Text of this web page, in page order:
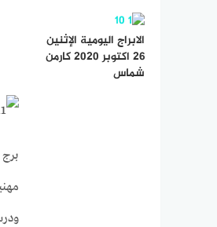
برج الحمل
الابراج اليومية الإثنين
26 اكتوبر 2020 كارمن
شماس